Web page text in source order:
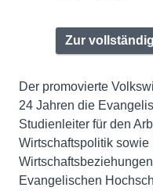
Zur
Der promovierte
24 Jahren die
Studienleiter für den
Wirtschaftspolitik sowie
Evangelischen